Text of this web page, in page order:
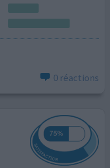
0 réactions